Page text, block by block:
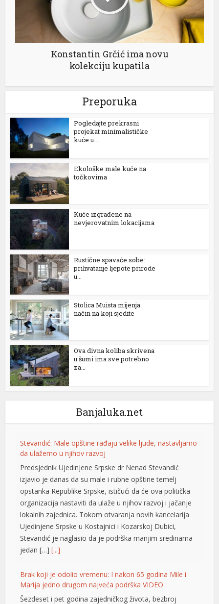
Konstantin Grčić ima novu
kolekciju kupatila
Preporuka
Pogledajte prekrasni
projekat minimalističke
kuće u...
Ekološke male kuće na
točkovima
Kuće izgrađene na
nevjerovatnim lokacijama
Rustične spavaće sobe:
prihvatanje ljepote prirode
u...
Stolica Muista mijenja
način na koji sjedite
Ova divna koliba skrivena
u šumi ima sve potrebno
za...
Banjaluka.net
Stevandić: Male opštine rađaju velike ljude, nastavljamo
da ulažemo u njihov razvoj
Predsjednik Ujedinjene Srpske dr Nenad Stevandić
izjavio je danas da su male i rubne opštine temelj
opstanka Republike Srpske, ističući da će ova politička
organizacija nastaviti da ulaže u njihov razvoj i jačanje
lokalnih zajednica. Tokom otvaranja novih kancelarija
Ujedinjene Srpske u Kostajnici i Kozarskoj Dubici,
Stevandić je naglasio da je podrška manjim sredinama
jedan […][...]
Brak koji je odolio vremenu: I nakon 65 godina Mile i
Marija jedno drugom najveća podrška VIDEO
Šezdeset i pet godina zajedničkog života, bezbroj